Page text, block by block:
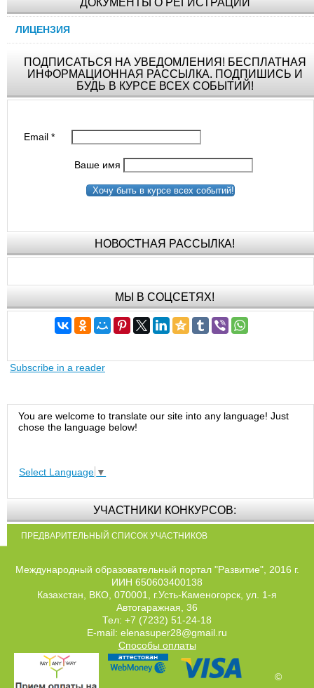
ДОКУМЕНТЫ О РЕГИСТРАЦИИ
ЛИЦЕНЗИЯ
ПОДПИСАТЬСЯ НА УВЕДОМЛЕНИЯ! БЕСПЛАТНАЯ
ИНФОРМАЦИОННАЯ РАССЫЛКА. ПОДПИШИСЬ И
БУДЬ В КУРСЕ ВСЕХ СОБЫТИЙ!
Email*
Ваше имя
Хочу быть в курсе всех событий!
НОВОСТНАЯ РАССЫЛКА!
МЫ В СОЦСЕТЯХ!
Subscribe in a reader
You are welcome to translate our site into any language! Just
chose the language below!
Select Language ▼
УЧАСТНИКИ КОНКУРСОВ:
ПРЕДВАРИТЕЛЬНЫЙ СПИСОК УЧАСТНИКОВ
Международный образовательный портал "Развитие", 2016 г.
ИИН 650603400138
Казахстан, ВКО, 070001, г.Усть-Каменогорск, ул. 1-я
Автогаражная, 36
Тел: +7 (7232) 51-24-18
E-mail: elenasuper28@gmail.ru
Способы оплаты
©